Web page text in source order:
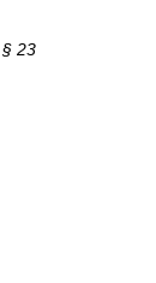
23